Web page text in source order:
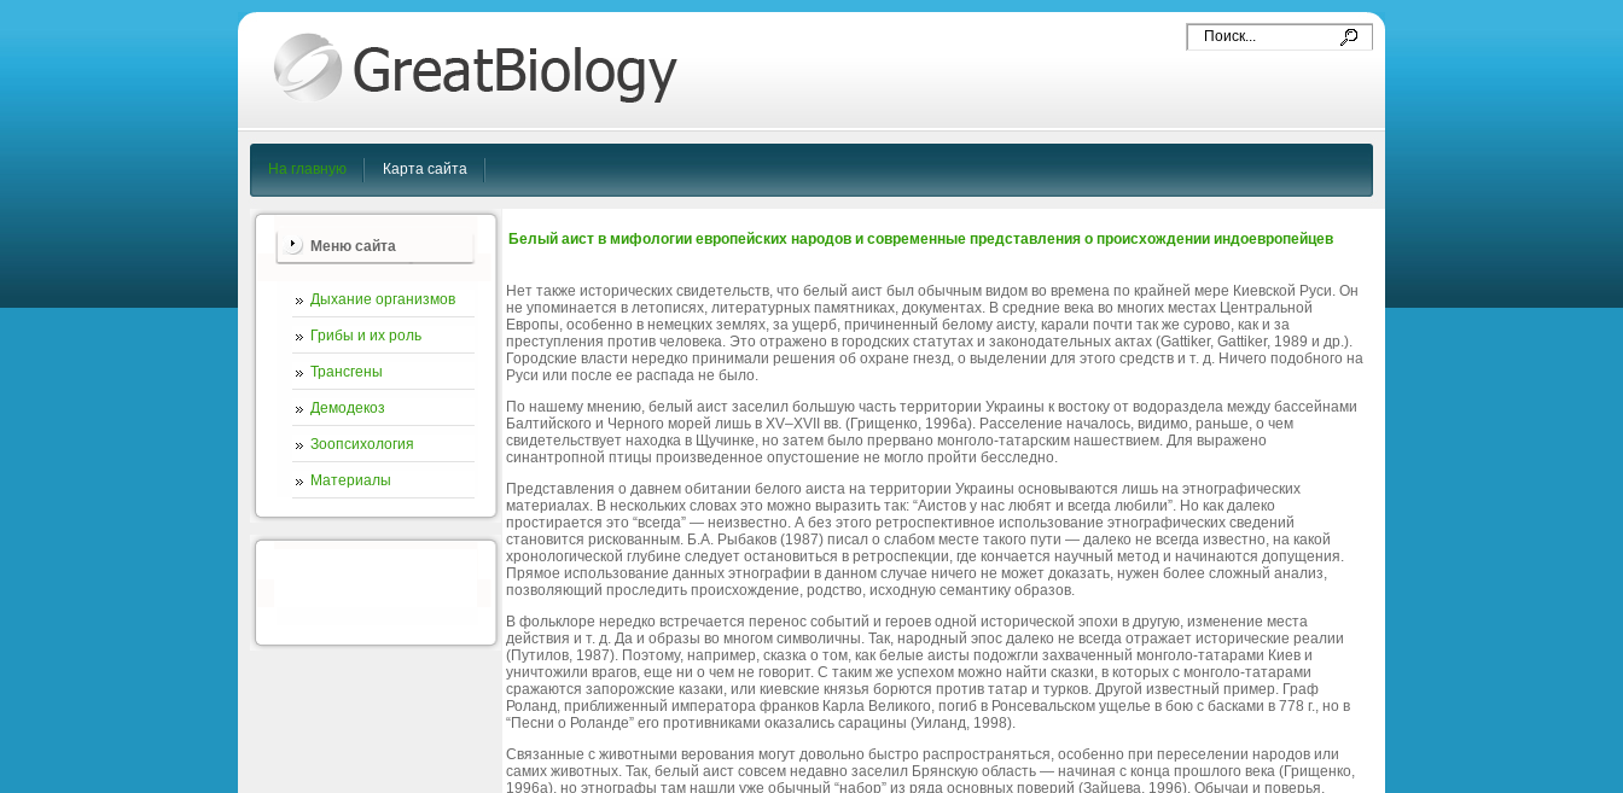
На главную Карта сайта
Белый аист в мифологии европейских народов и современные представления о происхождении индоевропейцев
Нет также исторических свидетельств, что белый аист был обычным видом во времена по крайней мере Киевской Руси. Он
не упоминается в летописях, литературных памятниках, документах. В средние века во многих местах Центральной
Европы, особенно в немецких землях, за ущерб, причиненный белому аисту, карали почти так же сурово, как и за
преступления против человека. Это отражено в городских статутах и законодательных актах (Gattiker, Gattiker, 1989 и др.).
Городские власти нередко принимали решения об охране гнезд, о выделении для этого средств и т. д. Ничего подобного на
Руси или после ее распада не было.
По нашему мнению, белый аист заселил большую часть территории Украины к востоку от водораздела между бассейнами
Балтийского и Черного морей лишь в XV–XVII вв. (Грищенко, 1996а). Расселение началось, видимо, раньше, о чем
свидетельствует находка в Щучинке, но затем было прервано монголо-татарским нашествием. Для выражено
синантропной птицы произведенное опустошение не могло пройти бесследно.
Представления о давнем обитании белого аиста на территории Украины основываются лишь на этнографических
материалах. В нескольких словах это можно выразить так: “Аистов у нас любят и всегда любили”. Но как далеко
простирается это “всегда” — неизвестно. А без этого ретроспективное использование этнографических сведений
становится рискованным. Б.А. Рыбаков (1987) писал о слабом месте такого пути — далеко не всегда известно, на какой
хронологической глубине следует остановиться в ретроспекции, где кончается научный метод и начинаются допущения.
Прямое использование данных этнографии в данном случае ничего не может доказать, нужен более сложный анализ,
позволяющий проследить происхождение, родство, исходную семантику образов.
В фольклоре нередко встречается перенос событий и героев одной исторической эпохи в другую, изменение места
действия и т. д. Да и образы во многом символичны. Так, народный эпос далеко не всегда отражает исторические реалии
(Путилов, 1987). Поэтому, например, сказка о том, как белые аисты подожгли захваченный монголо-татарами Киев и
уничтожили врагов, еще ни о чем не говорит. С таким же успехом можно найти сказки, в которых с монголо-татарами
сражаются запорожские казаки, или киевские князья борются против татар и турков. Другой известный пример. Граф
Роланд, приближенный императора франков Карла Великого, погиб в Ронсевальском ущелье в бою с басками в 778 г., но в
“Песни о Роланде” его противниками оказались сарацины (Уиланд, 1998).
Связанные с животными верования могут довольно быстро распространяться, особенно при переселении народов или
самих животных. Так, белый аист совсем недавно заселил Брянскую область — начиная с конца прошлого века (Грищенко,
1996а), но этнографы там нашли уже обычный “набор” из ряда основных поверий (Зайцева, 1996). Обычаи и поверья,
Меню сайта
Дыхание организмов
Грибы и их роль
Трансгены
Демодекоз
Зоопсихология
Материалы